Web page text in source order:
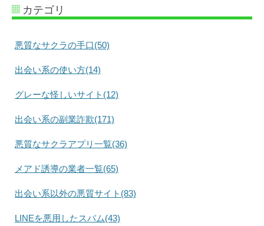
カテゴリ
悪質なサクラの手口(50)
出会い系の使い方(14)
グレーな怪しいサイト(12)
出会い系の副業詐欺(171)
悪質なサクラアプリ一覧(36)
メアド誘導の業者一覧(65)
出会い系以外の悪質サイト(83)
LINEを悪用したスパム(43)